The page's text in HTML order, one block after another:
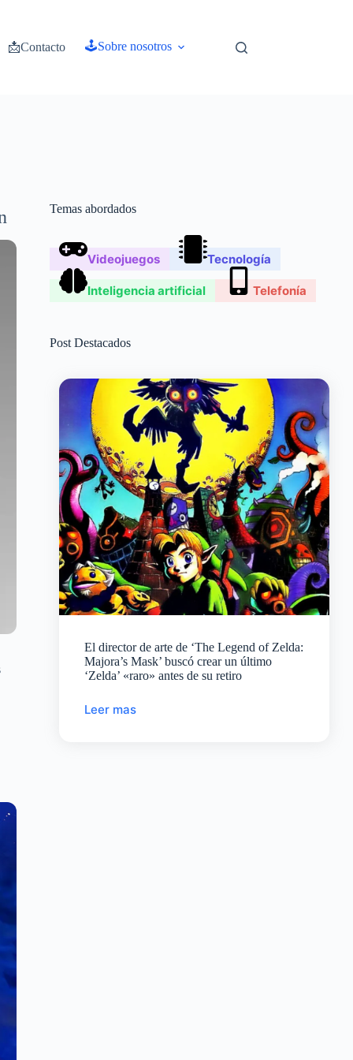
📩Contacto 🕹️Sobre nosotros
Temas abordados
Videojuegos Tecnología
Inteligencia artificial Telefonía
Post Destacados
El director de arte de ‘The Legend of Zelda:
Majora’s Mask’ buscó crear un último
‘Zelda’ «raro» antes de su retiro
Leer mas